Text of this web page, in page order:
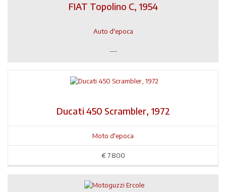
FIAT Topolino C, 1954
Auto d'epoca
---
Ducati 450 Scrambler, 1972
Moto d'epoca
€ 7.800